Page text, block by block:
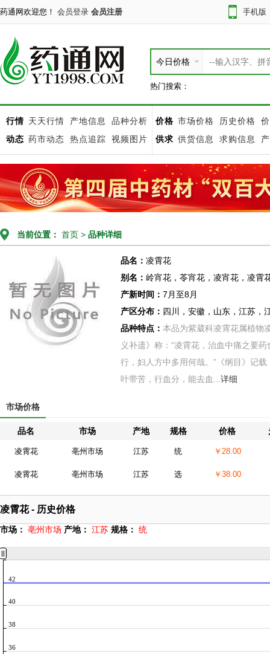
药通网欢迎您！ 会员登录 会员注册 手机版
今日价格
热门搜索：
行情 天天行情 产地信息
品种分析
动态 药市动态 热点追踪 视频图片
价格 市场价格 历史价格
供求 供货信息 求购信息
当前位置： 首页 > 品种详细
品名： 凌霄花
别名： 岭宵花，苓宵花，凌宵花，凌霄
产新时间： 7月至8月
产区分布： 四川，安徽，山东，江苏，
品种特点： 本品为紫葳科凌霄花属植物
义补遗》称：“凌霄花，治血中痛之要
行，妇人方中多用何哉。”《纲目》记
叶带苦，行血分，能去血... 详细
市场价格
品名 市场 产地 规格 价格
凌霄花 亳州市场 江苏 统 ￥28.00
凌霄花 亳州市场 江苏 选 ￥38.00
凌霄花 - 历史价格
市场： 亳州市场 产地： 江苏 规格： 统
36
38
40
42